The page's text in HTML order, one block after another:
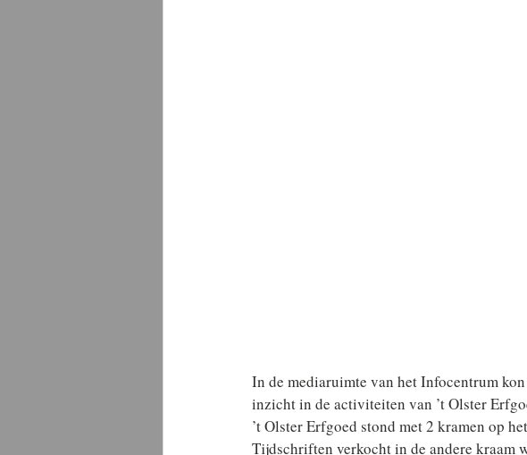
In de mediaruimte van het Infocentrum
inzicht in de activiteiten van ’t Olster
’t Olster Erfgoed stond met 2 kramen op
Tijdschriften verkocht in de andere kraam